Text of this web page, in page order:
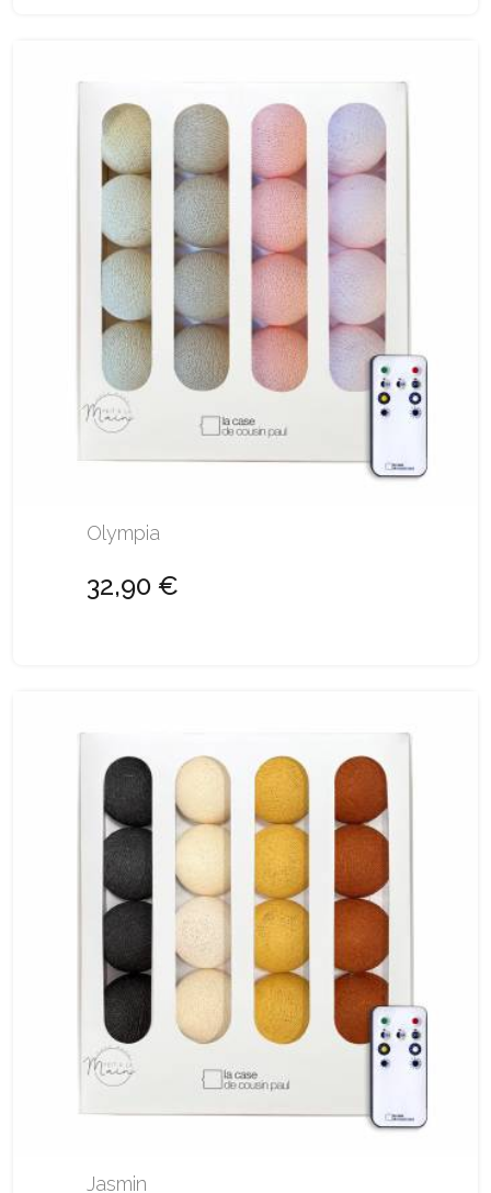
Olympia
32,90 €
Jasmin